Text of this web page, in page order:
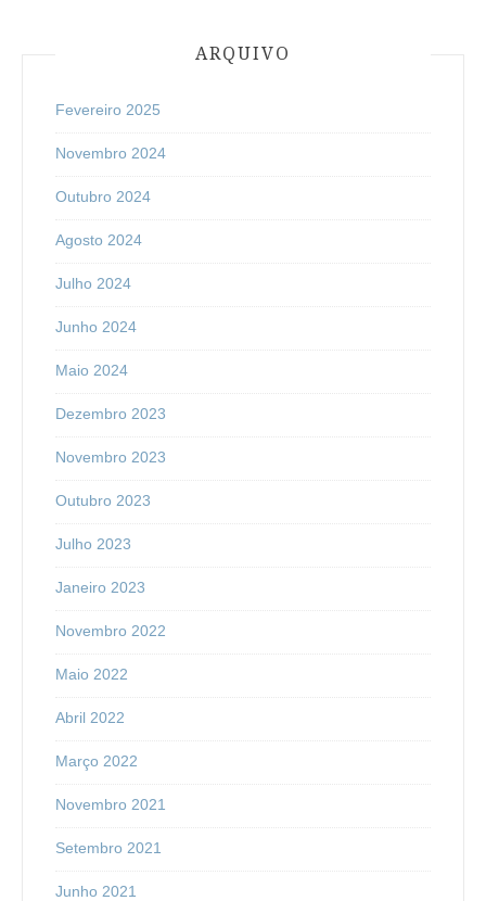
ARQUIVO
Fevereiro 2025
Novembro 2024
Outubro 2024
Agosto 2024
Julho 2024
Junho 2024
Maio 2024
Dezembro 2023
Novembro 2023
Outubro 2023
Julho 2023
Janeiro 2023
Novembro 2022
Maio 2022
Abril 2022
Março 2022
Novembro 2021
Setembro 2021
Junho 2021